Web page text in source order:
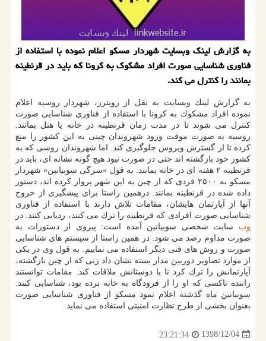
به گزارش لینك وبسایت شهردار مسكو اعلام نموده با استفاده از
فناوری شناسایی صورت افراد مشكوك به كرونا كه باید در قرنطینه
بمانند را كنترل می كند.
به گزارش لینك وبسایت به نقل از رویترز، شهردار روسیه اعلام
نموده افراد مشكوك به كرونا با استفاده از فناوری شناسایی صورت
كنترل می شوند تا در مدت زمان قرنطینه در خانه یا هتل بمانند.
روسیه به صورت موقت ورود شهروندان چینی به این كشور را منع
كرده تا از گسترش ویروس جلوگیری كند. اما شهروندان روسی كه به
كشور خود بازگشته اند حتی در صورت نبود هیچ گونه نشانه ای، باید در
قرنطینه ۲ هفته ای در خانه بمانند. به قول «سرگی سوبیانین» شهردار
مسكو به ۲۵۰۰ فردی كه از چین به این شهر پرواز كرده اند، دستور
داده شده در قرنطینه بمانند. درهمین راستا برای پیشگیری از خروج
آنها از آپارتمان هایشان، مقامات تلاش دارند با استفاده از فناوری
شناسایی صورت افرادی كه قرنطینه را ترك می كنند، ردیابی كنند. در
وب سایت شخصی سوبیانین آمده است: پیروی از دستورات به
صورت مداوم رصد می شود. در همین راستا از سیستم های شناسایی
صورت و روش های فنی دیگر استفاده می نماییم. به قول وی در یكی
از موارد تصاویر دوربین مدار بسته نشان داد زنی كه از چین بازگشته،
آپارتمانش را ترك كرد تا با دوستانش ملاقات كند. مقامات توانستند
راننده تاكسی كه او را از فرودگاه به خانه برده بود، شناسایی كنند.
سوبیانین ماه گذشته اعلام نمود مسكو از فناوری شناسایی صورت
بعنوان بخشی از طرح نظارت امنیتی استفاده می نماید.
1398/12/04
23:21:34